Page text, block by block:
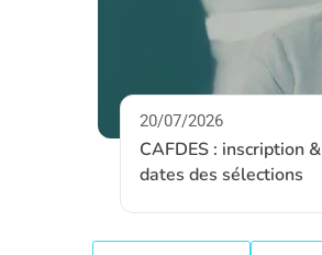
20/07/2026
CAFDES : inscription &
dates des sélections